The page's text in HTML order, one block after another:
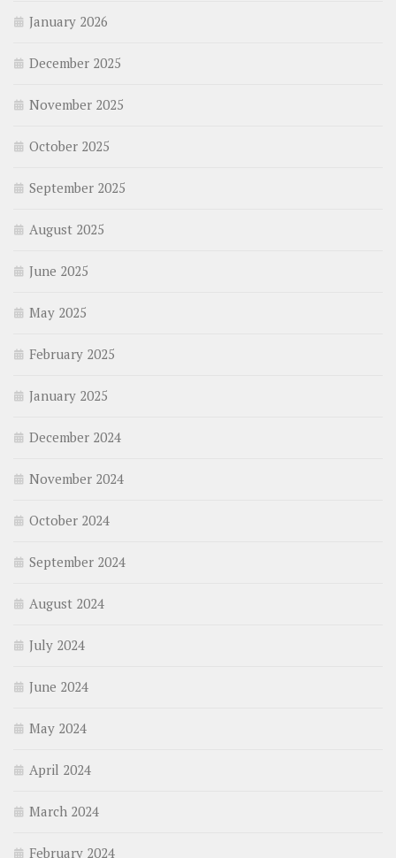
January 2026
December 2025
November 2025
October 2025
September 2025
August 2025
June 2025
May 2025
February 2025
January 2025
December 2024
November 2024
October 2024
September 2024
August 2024
July 2024
June 2024
May 2024
April 2024
March 2024
February 2024